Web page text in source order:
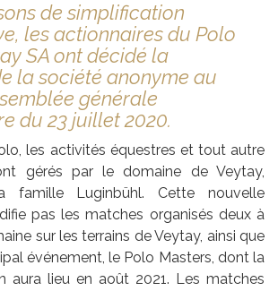
de simplification
les actionnaires du Polo
SA ont décidé la
la société anonyme au
générale
du 23 juillet 2020.
les activités équestres et tout autre
gérés par le domaine de Veytay,
famille Luginbühl. Cette nouvelle
pas les matches organisés deux à
sur les terrains de Veytay, ainsi que
événement, le Polo Masters, dont la
aura lieu en août 2021. Les matches